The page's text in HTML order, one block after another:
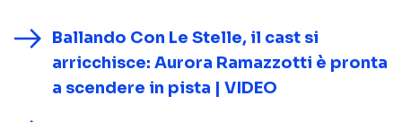
Ballando Con Le Stelle, il cast si
arricchisce: Aurora Ramazzotti è pronta
a scendere in pista | VIDEO